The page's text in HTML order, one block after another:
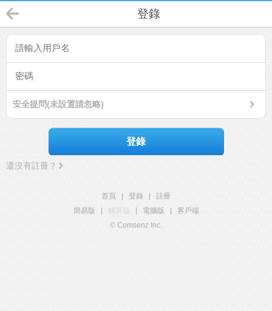
登錄
安全提問(未設置請忽略)
登錄
還沒有註冊？
首頁 登錄
註冊
簡易版
觸屏版 電腦版
客戶端
© Comsenz Inc.